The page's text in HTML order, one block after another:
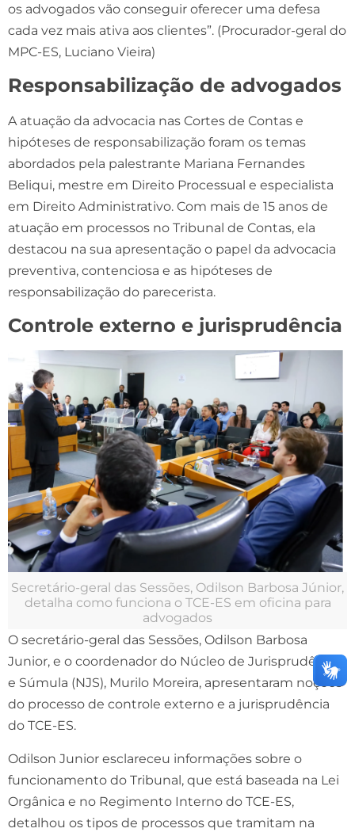
os advogados vão conseguir oferecer uma defesa
cada vez mais ativa aos clientes”. (Procurador-geral do
MPC-ES, Luciano Vieira)
Responsabilização de advogados
A atuação da advocacia nas Cortes de Contas e
hipóteses de responsabilização foram os temas
abordados pela palestrante Mariana Fernandes
Beliqui, mestre em Direito Processual e especialista
em Direito Administrativo. Com mais de 15 anos de
atuação em processos no Tribunal de Contas, ela
destacou na sua apresentação o papel da advocacia
preventiva, contenciosa e as hipóteses de
responsabilização do parecerista.
Controle externo e jurisprudência
Secretário-geral das Sessões, Odilson Barbosa Júnior,
detalha como funciona o TCE-ES em oficina para
advogados
O secretário-geral das Sessões, Odilson Barbosa
Junior, e o coordenador do Núcleo de Jurisprudência
e Súmula (NJS), Murilo Moreira, apresentaram noções
do processo de controle externo e a jurisprudência
do TCE-ES.
Odilson Junior esclareceu informações sobre o
funcionamento do Tribunal, que está baseada na Lei
Orgânica e no Regimento Interno do TCE-ES,
detalhou os tipos de processos que tramitam na